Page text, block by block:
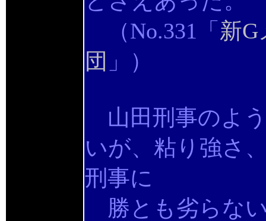
（No.331「 新
団 」）
山田刑事のよ
いが、粘り強さ
刑事に
勝とも劣らな